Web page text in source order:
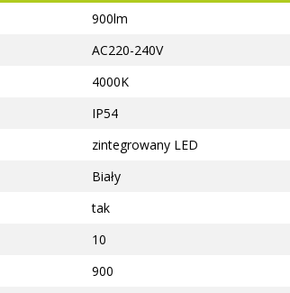
900lm
AC220-240V
4000K
IP54
zintegrowany LED
Biały
tak
10
900